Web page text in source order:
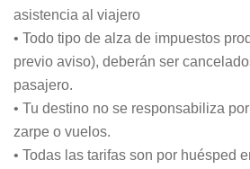
asistencia al viajero
• Todo tipo de alza de impuestos
previo aviso), deberán ser
pasajero.
• Tu destino no se responsabiliza
zarpe o vuelos.
• Todas las tarifas son por huésped